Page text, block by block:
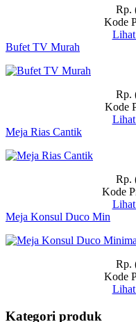
Rp.
Kode
Bufet TV Murah
Rp.
Kode
Meja Rias Cantik
Rp.
Kode
Meja Konsul Duco Min
Rp.
Kode
Kategori produk